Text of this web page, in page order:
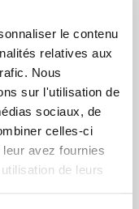
le contenu
relatives aux
Nous
sur l'utilisation de
sociaux, de
celles-ci
avez fournies
de leurs
de
pas respectée,
ou une
dans les 36
la pension ou des
de type canada
une
à 35 % du